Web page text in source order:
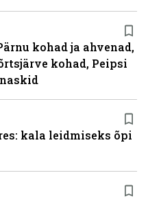
kohad ja ahvenad,
kohad, Peipsi
kala leidmiseks õpi